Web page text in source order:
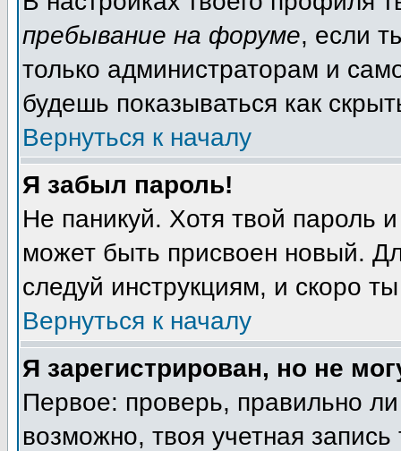
пребывание на форуме, если
только администраторам и
будешь показываться как
Вернуться к началу
Я забыл пароль!
Не паникуй. Хотя твой пароль
может быть присвоен новый.
следуй инструкциям, и скоро
Вернуться к началу
Я зарегистрирован, но не
Первое: проверь, правильно
возможно, твоя учетная